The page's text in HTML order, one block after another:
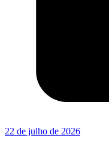
22 de julho de 2026